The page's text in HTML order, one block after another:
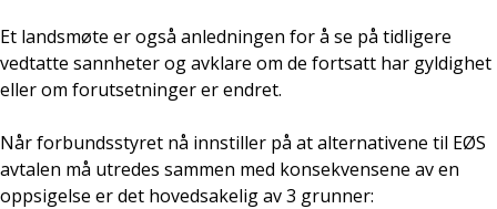
Et landsmøte er også anledningen for å se på tidligere
vedtatte sannheter og avklare om de fortsatt har gyldighet
eller om forutsetninger er endret.
Når forbundsstyret nå innstiller på at alternativene til EØS
avtalen må utredes sammen med konsekvensene av en
oppsigelse er det hovedsakelig av 3 grunner: